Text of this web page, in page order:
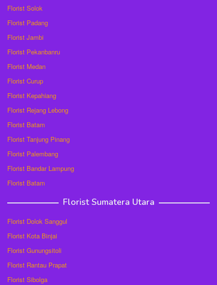
Florist Solok
Florist Padang
Florist Jambi
Florist Pekanbanru
Florist Medan
Florist Curup
Florist Kepahiang
Florist Rejang Lebong
Florist Batam
Florist Tanjung Pinang
Florist Palembang
Florist Bandar Lampung
Florist Batam
Florist Sumatera Utara
Florist Dolok Sanggul
Florist Kota Binjai
Florist Gunungsitoli
Florist Rantau Prapat
Florist Sibolga